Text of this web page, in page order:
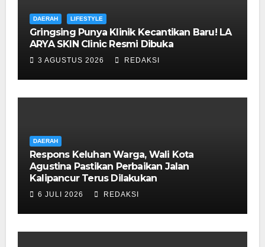
DAERAH LIFESTYLE
Gringsing Punya Klinik Kecantikan Baru! LA
ARYA SKIN Clinic Resmi Dibuka
3 AGUSTUS 2026 REDAKSI
DAERAH
Respons Keluhan Warga, Wali Kota
Agustina Pastikan Perbaikan Jalan
Kalipancur Terus Dilakukan
6 JULI 2026 REDAKSI